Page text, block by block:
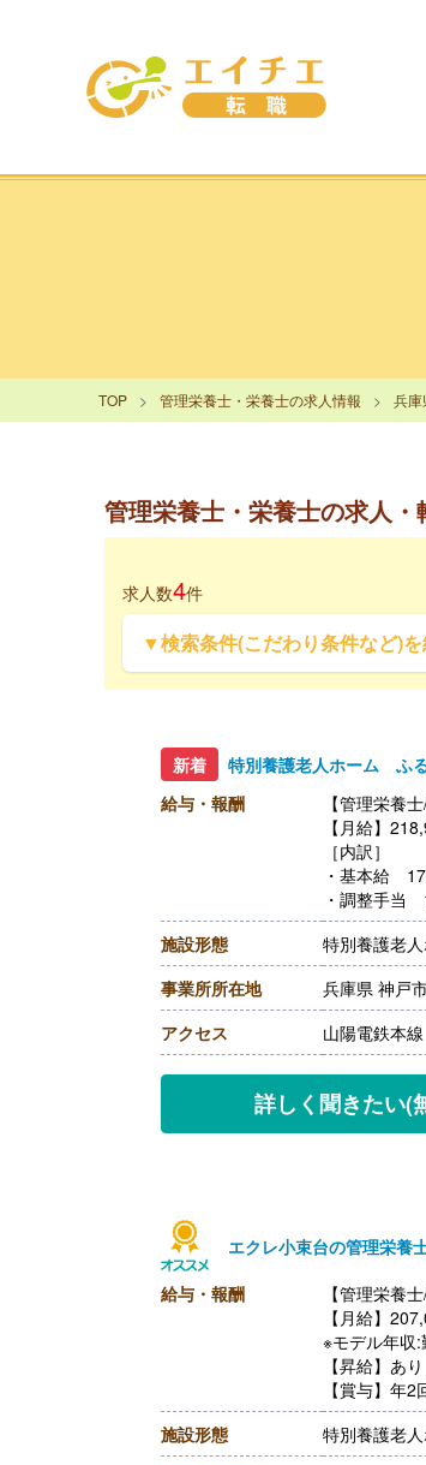
TOP 管理栄養士・栄養士の求人情報 兵庫
管理栄養士・栄養士の求人・
求人数4件
▼検索条件(こだわり条件など)
新着
特別養護老人ホーム ふ
給与・報酬
【管理栄養
【月給】
［内訳］
・基本給
・調整手当
・役職手当
［その他手
・扶養手当
【賞与】年2
【通勤手当
【昇給】あ
施設形態
特別養護老
事業所所在地
兵庫県 神戸
アクセス
山陽電鉄本
詳しく聞きたい(
エクレ小束台の管理栄養
給与・報酬
【管理栄養
【月給】
※モデル年収
【昇給】あ
【賞与】年
【通勤手当
【退職金】あ
施設形態
特別養護老